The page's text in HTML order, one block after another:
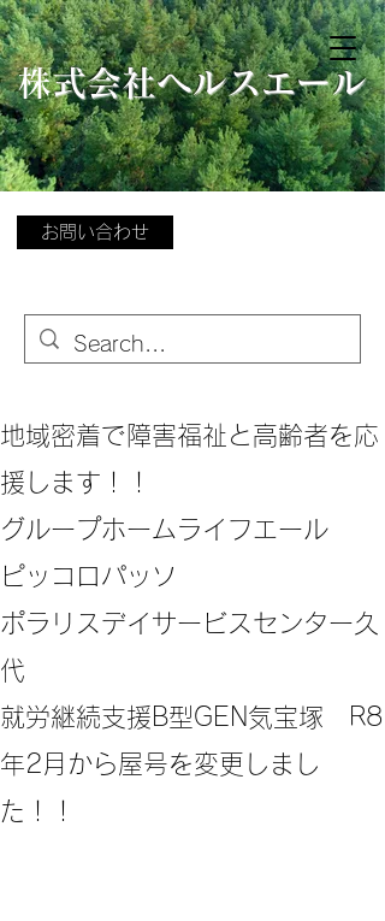
​株式会社ヘルスエール
お問い合わせ
地域密着で障害福祉と高齢者を応
援します！！
グループホームライフエール
ピッコロパッソ
ポラリスデイサービスセンター久
代
​就労継続支援B型GEN気宝塚 R8
年2月から屋号を変更しまし
た！！